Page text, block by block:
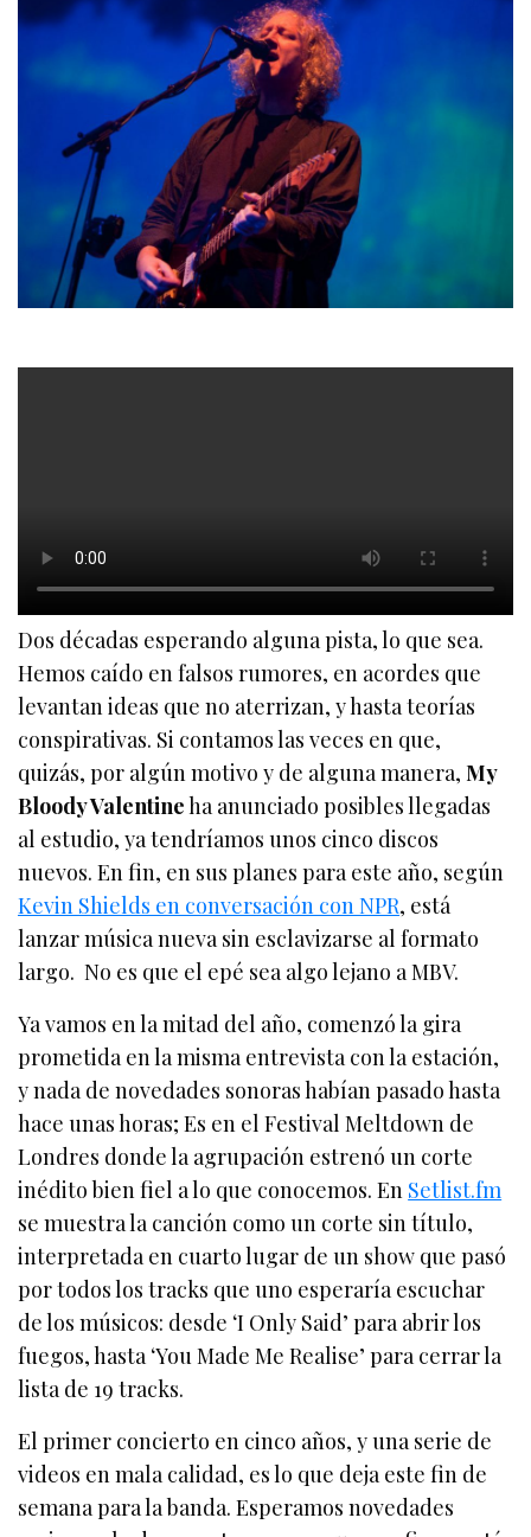
Dos décadas esperando alguna pista, lo que sea.
Hemos caído en falsos rumores, en acordes que
levantan ideas que no aterrizan, y hasta teorías
conspirativas. Si contamos las veces en que,
quizás, por algún motivo y de alguna manera, My
Bloody Valentineha anunciado posibles llegadas
al estudio, ya tendríamos unos cinco discos
nuevos. En fin, en sus planes para este año, según
Kevin Shields en conversación con NPR, está
lanzar música nueva sin esclavizarse al formato
largo. No es que el epé sea algo lejano a MBV.
Ya vamos en la mitad del año, comenzó la gira
prometida en la misma entrevista con la estación,
y nada de novedades sonoras habían pasado hasta
hace unas horas; Es en el Festival Meltdown de
Londres donde la agrupación estrenó un corte
inédito bien fiel a lo que conocemos. En Setlist.fm
se muestra la canción como un corte sin título,
interpretada en cuarto lugar de un show que pasó
por todos los tracks que uno esperaría escuchar
de los músicos: desde ‘I Only Said’ para abrir los
fuegos, hasta ‘You Made Me Realise’ para cerrar la
lista de 19 tracks.
El primer concierto en cinco años, y una serie de
videos en mala calidad, es lo que deja este fin de
semana para la banda. Esperamos novedades